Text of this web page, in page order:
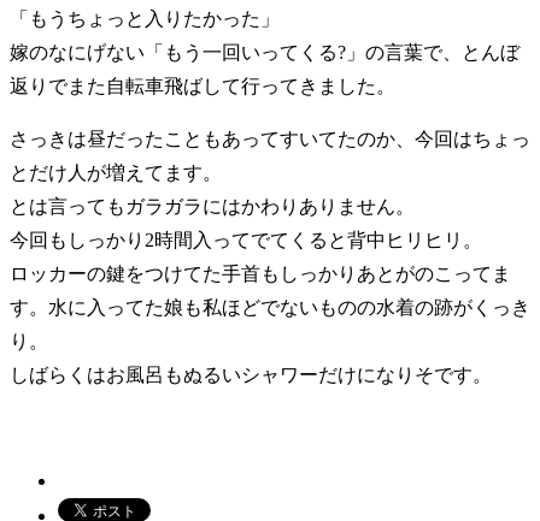
「もうちょっと入りたかった」
嫁のなにげない「もう一回いってくる?」の言葉で、とんぼ
返りでまた自転車飛ばして行ってきました。
さっきは昼だったこともあってすいてたのか、今回はちょっ
とだけ人が増えてます。
とは言ってもガラガラにはかわりありません。
今回もしっかり2時間入ってでてくると背中ヒリヒリ。
ロッカーの鍵をつけてた手首もしっかりあとがのこってま
す。水に入ってた娘も私ほどでないものの水着の跡がくっき
り。
しばらくはお風呂もぬるいシャワーだけになりそです。